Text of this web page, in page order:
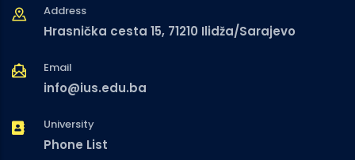
Address
Hrasnička cesta 15, 71210 Ilidža/Sarajevo
Email
info@ius.edu.ba
University
Phone List